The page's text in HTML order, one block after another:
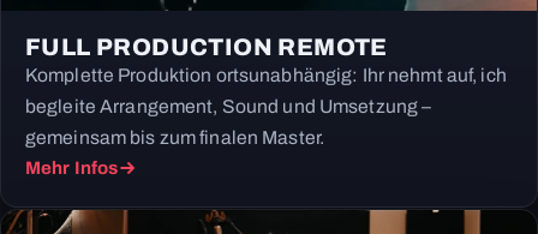
FULL PRODUCTION REMOTE
Komplette Produktion ortsunabhängig: Ihr nehmt auf, ich
begleite Arrangement, Sound und Umsetzung –
gemeinsam bis zum finalen Master.
Mehr Infos